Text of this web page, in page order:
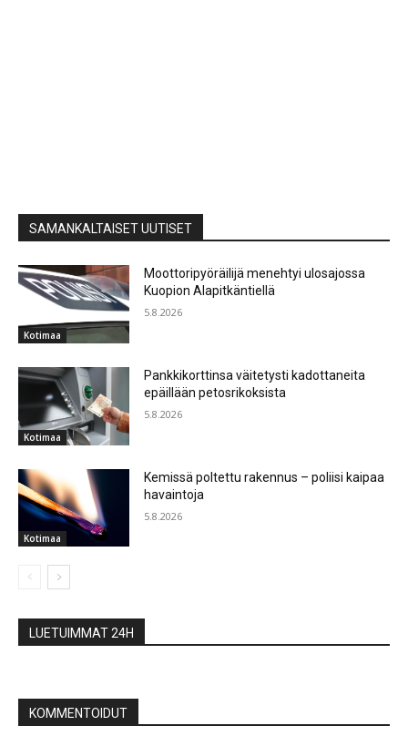
SAMANKALTAISET UUTISET
Kotimaa
Moottoripyöräilijä menehtyi ulosajossa
Kuopion Alapitkäntiellä
5.8.2026
Kotimaa
Pankkikorttinsa väitetysti kadottaneita
epäillään petosrikoksista
5.8.2026
Kotimaa
Kemissä poltettu rakennus – poliisi kaipaa
havaintoja
5.8.2026
LUETUIMMAT 24H
KOMMENTOIDUT